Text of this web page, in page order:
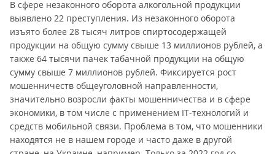
В сфере незаконного оборота алкогольной продукции
выявлено 22 преступления. Из незаконного оборота
изъято более 28 тысяч литров спиртосодержащей
продукции на общую сумму свыше 13 миллионов рублей, а
также 64 тысячи пачек табачной продукции на общую
сумму свыше 7 миллионов рублей. Фиксируется рост
мошенничеств общеуголовной направленности,
значительно возросли факты мошенничества и в сфере
экономики, в том числе с применением IT-технологий и
средств мобильной связи. Проблема в том, что мошенники
находятся не в нашем городе и часто даже в другой